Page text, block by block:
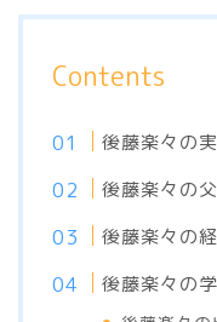
Contents
後藤楽々の
後藤楽々の
後藤楽々の
後藤楽々の